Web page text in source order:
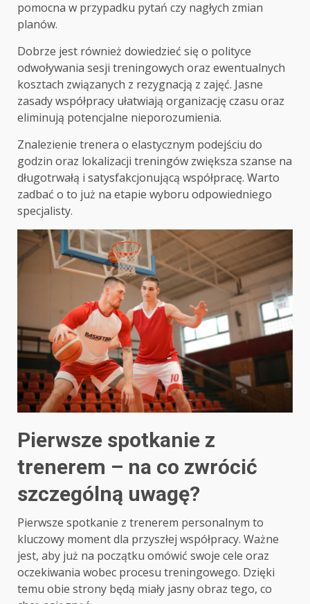
pomocna w przypadku pytań czy nagłych zmian
planów.
Dobrze jest również dowiedzieć się o polityce
odwoływania sesji treningowych oraz ewentualnych
kosztach związanych z rezygnacją z zajęć. Jasne
zasady współpracy ułatwiają organizację czasu oraz
eliminują potencjalne nieporozumienia.
Znalezienie trenera o elastycznym podejściu do
godzin oraz lokalizacji treningów zwiększa szanse na
długotrwałą i satysfakcjonującą współpracę. Warto
zadbać o to już na etapie wyboru odpowiedniego
specjalisty.
Pierwsze spotkanie z
trenerem – na co zwrócić
szczególną uwagę?
Pierwsze spotkanie z trenerem personalnym to
kluczowy moment dla przyszłej współpracy. Ważne
jest, aby już na początku omówić swoje cele oraz
oczekiwania wobec procesu treningowego. Dzięki
temu obie strony będą miały jasny obraz tego, co